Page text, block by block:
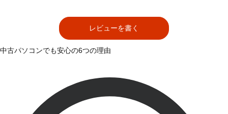
レビューを書く
中古パソコンでも安心の6つの理由